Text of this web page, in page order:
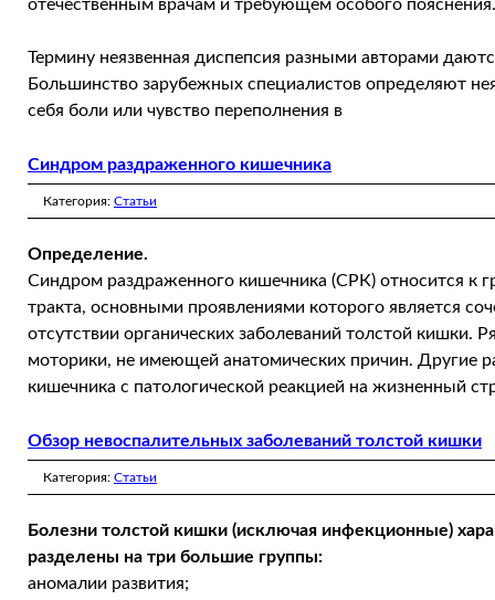
отечественным врачам и требующем особого пояснения.
Термину неязвенная диспепсия разными авторами
Большинство зарубежных специалистов определяют
себя боли или чувство переполнения в
Синдром раздраженного кишечника
Категория: Статьи
Определение.
Синдром раздраженного кишечника (СРК) относится к
тракта, основными проявлениями которого является
отсутствии органических заболеваний толстой
моторики, не имеющей анатомических причин. Другие
кишечника с патологической реакцией на жизненный
Обзор невоспалительных заболеваний толстой кишки
Категория: Статьи
Болезни толстой кишки (исключая инфекционные)
разделены на три большие группы:
аномалии развития;